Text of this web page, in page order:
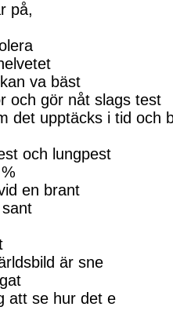
på,
va bäst
och gör nåt slags test
det upptäcks i tid och
och lungpest
en brant
är sne
att se hur det e